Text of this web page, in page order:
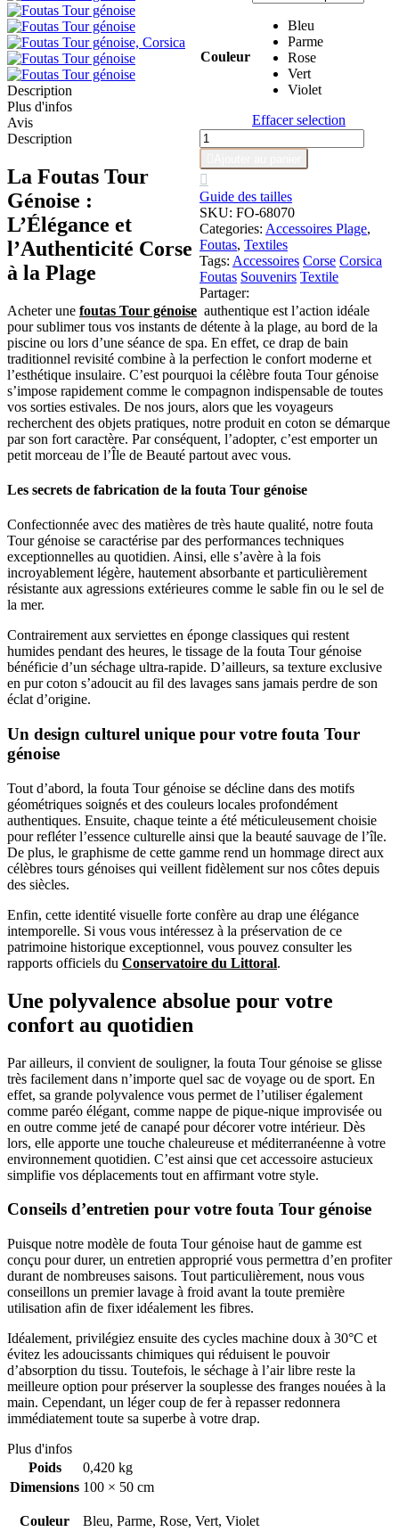
Couleur
Bleu
Parme
Rose
Vert
Violet
Effacer selection
quantité
de
Foutas
Tour
génoise

Guide des tailles
SKU: FO-68070
Categories: Accessoires Plage,
Foutas, Textiles
Tags: Accessoires Corse Corsica
Foutas Souvenirs Textile
Partager:
Description
Plus d'infos
Avis
Description
La Foutas Tour
Génoise :
L’Élégance et
l’Authenticité Corse
à la Plage
Acheter une foutas Tour génoise authentique est l’action idéale
pour sublimer tous vos instants de détente à la plage, au bord de la
piscine ou lors d’une séance de spa. En effet, ce drap de bain
traditionnel revisité combine à la perfection le confort moderne et
l’esthétique insulaire. C’est pourquoi la célèbre fouta Tour génoise
s’impose rapidement comme le compagnon indispensable de toutes
vos sorties estivales. De nos jours, alors que les voyageurs
recherchent des objets pratiques, notre produit en coton se démarque
par son fort caractère. Par conséquent, l’adopter, c’est emporter un
petit morceau de l’Île de Beauté partout avec vous.
Les secrets de fabrication de la fouta Tour génoise
Confectionnée avec des matières de très haute qualité, notre fouta
Tour génoise se caractérise par des performances techniques
exceptionnelles au quotidien. Ainsi, elle s’avère à la fois
incroyablement légère, hautement absorbante et particulièrement
résistante aux agressions extérieures comme le sable fin ou le sel de
la mer.
Contrairement aux serviettes en éponge classiques qui restent
humides pendant des heures, le tissage de la fouta Tour génoise
bénéficie d’un séchage ultra-rapide. D’ailleurs, sa texture exclusive
en pur coton s’adoucit au fil des lavages sans jamais perdre de son
éclat d’origine.
Un design culturel unique pour votre fouta Tour
génoise
Tout d’abord, la fouta Tour génoise se décline dans des motifs
géométriques soignés et des couleurs locales profondément
authentiques. Ensuite, chaque teinte a été méticuleusement choisie
pour refléter l’essence culturelle ainsi que la beauté sauvage de l’île.
De plus, le graphisme de cette gamme rend un hommage direct aux
célèbres tours génoises qui veillent fidèlement sur nos côtes depuis
des siècles.
Enfin, cette identité visuelle forte confère au drap une élégance
intemporelle. Si vous vous intéressez à la préservation de ce
patrimoine historique exceptionnel, vous pouvez consulter les
rapports officiels du Conservatoire du Littoral.
Une polyvalence absolue pour votre
confort au quotidien
Par ailleurs, il convient de souligner, la fouta Tour génoise se glisse
très facilement dans n’importe quel sac de voyage ou de sport. En
effet, sa grande polyvalence vous permet de l’utiliser également
comme paréo élégant, comme nappe de pique-nique improvisée ou
en outre comme jeté de canapé pour décorer votre intérieur. Dès
lors, elle apporte une touche chaleureuse et méditerranéenne à votre
environnement quotidien. C’est ainsi que cet accessoire astucieux
simplifie vos déplacements tout en affirmant votre style.
Conseils d’entretien pour votre fouta Tour génoise
Puisque notre modèle de fouta Tour génoise haut de gamme est
conçu pour durer, un entretien approprié vous permettra d’en profiter
durant de nombreuses saisons. Tout particulièrement, nous vous
conseillons un premier lavage à froid avant la toute première
utilisation afin de fixer idéalement les fibres.
Idéalement, privilégiez ensuite des cycles machine doux à 30°C et
évitez les adoucissants chimiques qui réduisent le pouvoir
d’absorption du tissu. Toutefois, le séchage à l’air libre reste la
meilleure option pour préserver la souplesse des franges nouées à la
main. Cependant, un léger coup de fer à repasser redonnera
immédiatement toute sa superbe à votre drap.
Plus d'infos
Poids
0,420 kg
Dimensions 100 × 50 cm
Couleur Bleu, Parme, Rose, Vert, Violet